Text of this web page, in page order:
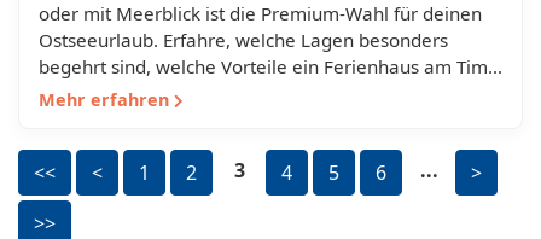
oder mit Meerblick ist die Premium-Wahl für deinen
Ostseeurlaub. Erfahre, welche Lagen besonders
begehrt sind, welche Vorteile ein Ferienhaus am Tim…
Mehr erfahren
<< < 1 2 3 4 5 6 ...
>
>>